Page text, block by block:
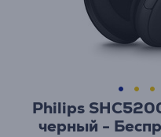
Philips
черный -